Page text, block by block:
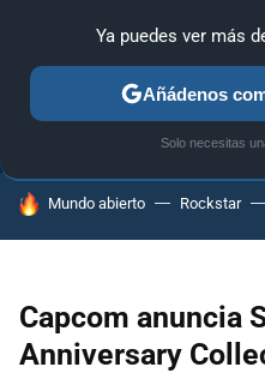
ANÁLISIS GUÍAS Y
HOY SE HABLA DE
Mundo abierto Rockstar
Capcom anuncia
Anniversary
Ya puedes ver más
Añádenos
Solo necesitas